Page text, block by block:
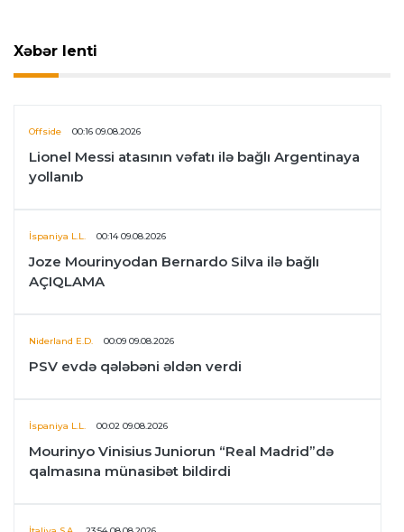
Xəbər lenti
Offside 00:16 09.08.2026
Lionel Messi atasının vəfatı ilə bağlı Argentinaya
yollanıb
İspaniya L.L. 00:14 09.08.2026
Joze Mourinyodan Bernardo Silva ilə bağlı
AÇIQLAMA
Niderland E.D. 00:09 09.08.2026
PSV evdə qələbəni əldən verdi
İspaniya L.L. 00:02 09.08.2026
Mourinyo Vinisius Juniorun “Real Madrid”də
qalmasına münasibət bildirdi